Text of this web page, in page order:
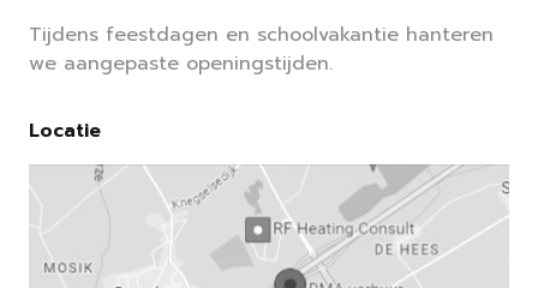
Tijdens feestdagen en schoolvakantie hanteren
we aangepaste openingstijden.
Locatie